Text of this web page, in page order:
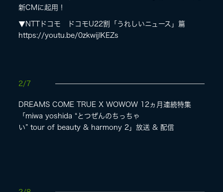
新CMに起用！
▼NTTドコモ ドコモU22割「うれしいニュース」篇
https://youtu.be/0zkwijIKEZs
2/7
DREAMS COME TRUE X WOWOW 12ヵ月連続特集
「miwa yoshida “とつぜんのちっちゃ
い” tour of beauty & harmony 2」放送 & 配信